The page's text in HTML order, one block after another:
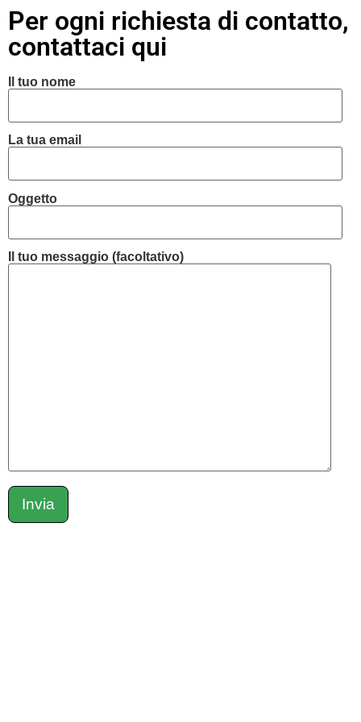
Per ogni richiesta di contatto,
contattaci qui
Il tuo nome
La tua email
Oggetto
Il tuo messaggio (facoltativo)